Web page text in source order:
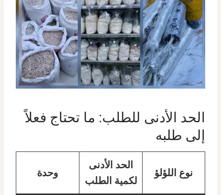
الحد الأدنى للطلب: ما تحتاج فعلاً
إلى طلبه
نوع اللؤلؤ
الحد الأدنى
لكمية الطلب
وحدة